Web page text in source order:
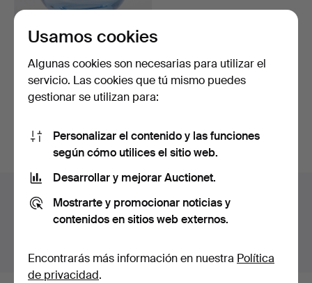
PER LÜTKEN. (1916-98).
Tarro de cristal co…
Subastado 26 may 2026
7 pujas
147 USD
Suscribir búsqueda
Archivo de subastas
Estás buscando en el archivo de subastas concluidas.
Usamos cookies
Algunas cookies son necesarias para utilizar el
servicio. Las cookies que tú mismo puedes
gestionar se utilizan para:
Personalizar el contenido y las funciones
según cómo utilices el sitio web.
Desarrollar y mejorar Auctionet.
Mostrarte y promocionar noticias y
contenidos en sitios web externos.
Encontrarás más información en nuestra Política
de privacidad.